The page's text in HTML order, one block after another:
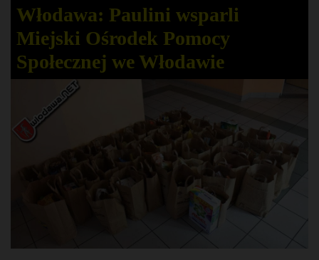
Włodawa: Paulini wsparli
Miejski Ośrodek Pomocy
Społecznej we Włodawie